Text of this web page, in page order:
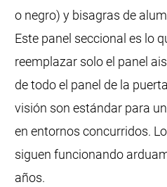
o negro) y bisagras de
Este panel seccional es lo
reemplazar solo el panel
de todo el panel de la
visión son estándar para
en entornos concurridos.
siguen funcionando
años.